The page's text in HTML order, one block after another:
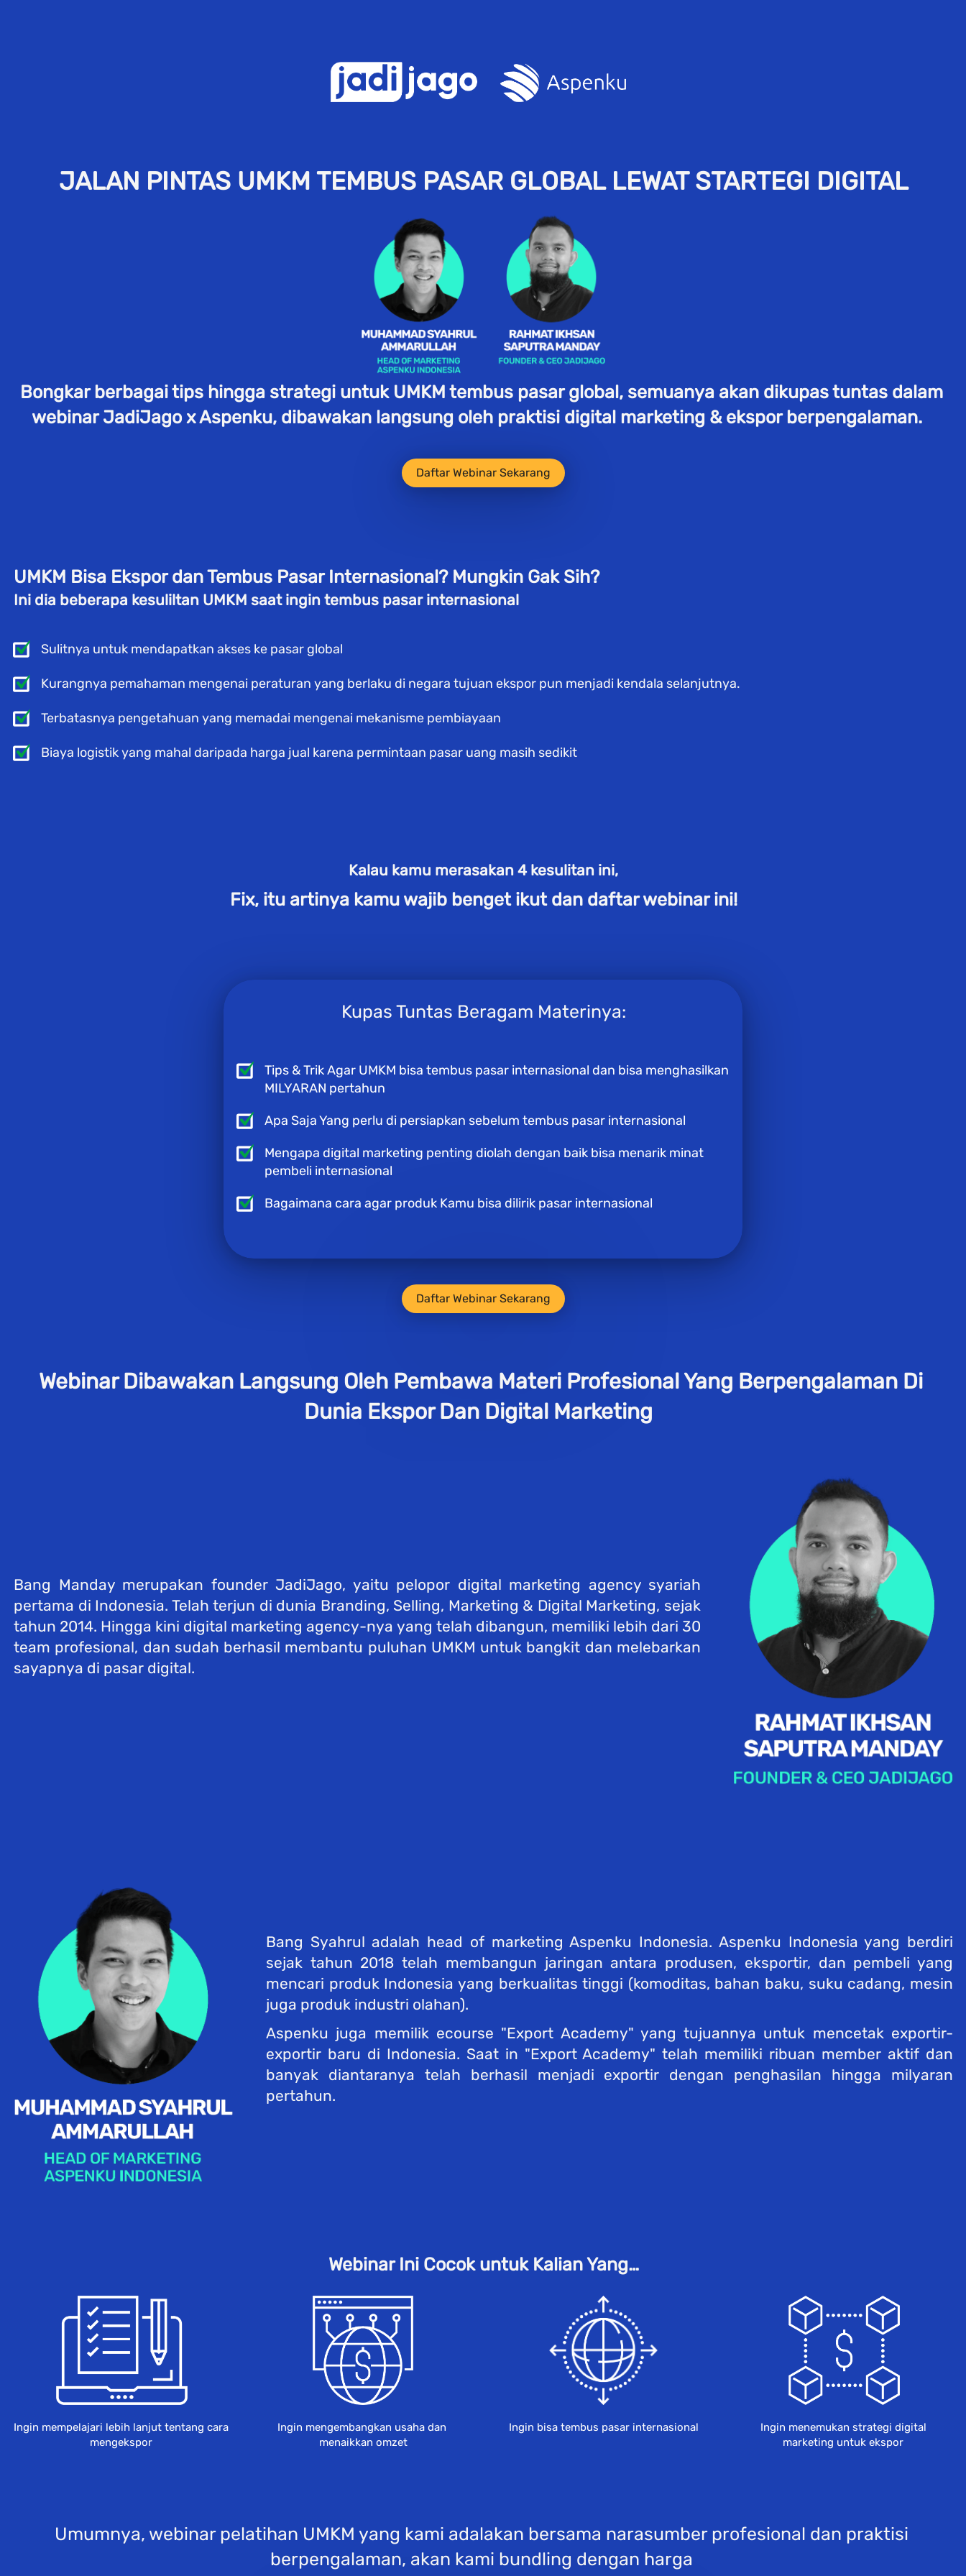
JALAN PINTAS UMKM TEMBUS PASAR GLOBAL LEWAT STARTEGI DIGITAL
Bongkar berbagai tips hingga strategi untuk UMKM tembus pasar global, semuanya akan dikupas tuntas dalam
webinar JadiJago x Aspenku, dibawakan langsung oleh praktisi digital marketing & ekspor berpengalaman.
`Daftar Webinar Sekarang
UMKM Bisa Ekspor dan Tembus Pasar Internasional? Mungkin Gak Sih?
Ini dia beberapa kesuliltan UMKM saat ingin tembus pasar internasional
Sulitnya untuk mendapatkan akses ke pasar global
Kurangnya pemahaman mengenai peraturan yang berlaku di negara tujuan ekspor pun menjadi kendala selanjutnya.
Terbatasnya pengetahuan yang memadai mengenai mekanisme pembiayaan
Biaya logistik yang mahal daripada harga jual karena permintaan pasar uang masih sedikit
Kalau kamu merasakan 4 kesulitan ini,
Fix, itu artinya kamu wajib benget ikut dan daftar webinar ini!
Kupas Tuntas Beragam Materinya:
Tips & Trik Agar UMKM bisa tembus pasar internasional dan bisa menghasilkan
MILYARAN pertahun
Apa Saja Yang perlu di persiapkan sebelum tembus pasar internasional
Mengapa digital marketing penting diolah dengan baik bisa menarik minat
pembeli internasional
Bagaimana cara agar produk Kamu bisa dilirik pasar internasional
`Daftar Webinar Sekarang
Webinar Dibawakan Langsung Oleh Pembawa Materi Profesional Yang Berpengalaman Di
Dunia Ekspor Dan Digital Marketing
Bang Manday merupakan founder JadiJago, yaitu pelopor digital marketing agency syariah
pertama di Indonesia. Telah terjun di dunia Branding, Selling, Marketing & Digital Marketing, sejak
tahun 2014. Hingga kini digital marketing agency-nya yang telah dibangun, memiliki lebih dari 30
team profesional, dan sudah berhasil membantu puluhan UMKM untuk bangkit dan melebarkan
sayapnya di pasar digital.
Bang Syahrul adalah head of marketing Aspenku Indonesia. Aspenku Indonesia yang berdiri
sejak tahun 2018 telah membangun jaringan antara produsen, eksportir, dan pembeli yang
mencari produk Indonesia yang berkualitas tinggi (komoditas, bahan baku, suku cadang, mesin
juga produk industri olahan).
Aspenku juga memilik ecourse "Export Academy" yang tujuannya untuk mencetak exportir-
exportir baru di Indonesia. Saat in "Export Academy" telah memiliki ribuan member aktif dan
banyak diantaranya telah berhasil menjadi exportir dengan penghasilan hingga milyaran
pertahun.
Webinar Ini Cocok untuk Kalian Yang…
Ingin mempelajari lebih lanjut tentang cara
mengekspor
Ingin mengembangkan usaha dan
menaikkan omzet
Ingin bisa tembus pasar internasional
Ingin menemukan strategi digital
marketing untuk ekspor
Umumnya, webinar pelatihan UMKM yang kami adalakan bersama narasumber profesional dan praktisi
berpengalaman, akan kami bundling dengan harga